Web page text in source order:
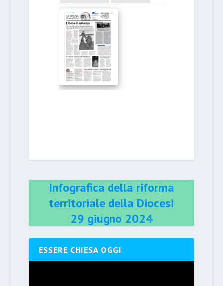
Infografica della riforma
territoriale della Diocesi
29 giugno 2024
ESSERE CHIESA OGGI